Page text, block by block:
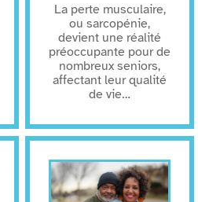
La perte musculaire,
ou sarcopénie,
devient une réalité
préoccupante pour de
nombreux seniors,
affectant leur qualité
de vie…